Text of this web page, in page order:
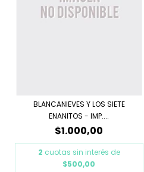
BLANCANIEVES Y LOS SIETE
ENANITOS - IMP....
$1.000,00
2 cuotas sin interés de
$500,00